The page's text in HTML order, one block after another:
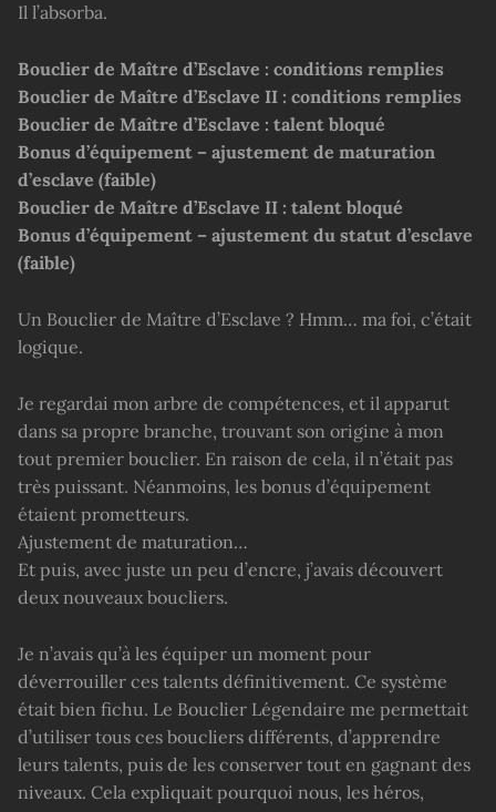
Il l’absorba.
Bouclier de Maître d’Esclave : conditions remplies
Bouclier de Maître d’Esclave II : conditions remplies
Bouclier de Maître d’Esclave : talent bloqué
Bonus d’équipement – ajustement de maturation
d’esclave (faible)
Bouclier de Maître d’Esclave II : talent bloqué
Bonus d’équipement – ajustement du statut d’esclave
(faible)
Un Bouclier de Maître d’Esclave ? Hmm… ma foi, c’était
logique.
Je regardai mon arbre de compétences, et il apparut
dans sa propre branche, trouvant son origine à mon
tout premier bouclier. En raison de cela, il n’était pas
très puissant. Néanmoins, les bonus d’équipement
étaient prometteurs.
Ajustement de maturation…
Et puis, avec juste un peu d’encre, j’avais découvert
deux nouveaux boucliers.
Je n’avais qu’à les équiper un moment pour
déverrouiller ces talents définitivement. Ce système
était bien fichu. Le Bouclier Légendaire me permettait
d’utiliser tous ces boucliers différents, d’apprendre
leurs talents, puis de les conserver tout en gagnant des
niveaux. Cela expliquait pourquoi nous, les héros,